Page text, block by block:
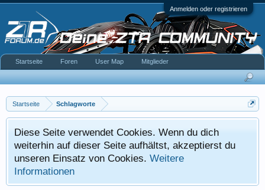
Anmelden oder registrieren
Startseite Schlagworte
Diese Seite verwendet Cookies. Wenn du dich
weiterhin auf dieser Seite aufhältst, akzeptierst du
unseren Einsatz von Cookies. Weitere
Informationen
Startseite Foren User Map Mitglieder